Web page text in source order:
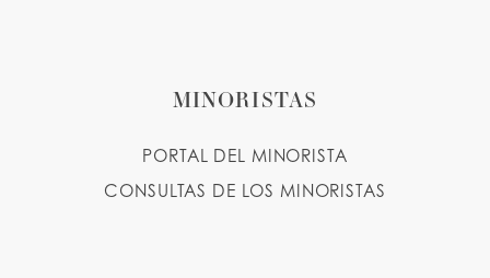
MINORISTAS
PORTAL DEL MINORISTA
CONSULTAS DE LOS MINORISTAS